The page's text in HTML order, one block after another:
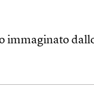
immaginato